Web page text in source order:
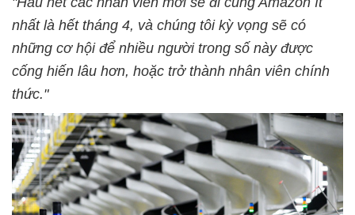
nhất là hết tháng 4, và chúng tôi kỳ vọng sẽ có
những cơ hội để nhiều người trong số này được
cống hiến lâu hơn, hoặc trở thành nhân viên chính
thức."